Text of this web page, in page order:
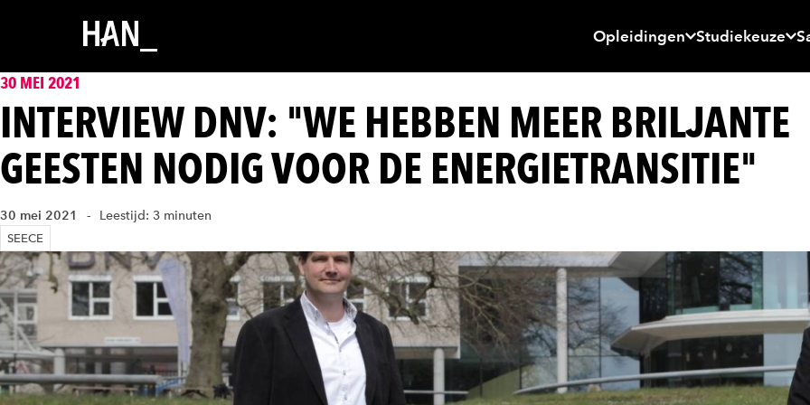
Opleidingen Studiekeuze
30 MEI 2021
INTERVIEW DNV: "WE HEBBEN MEER BRILJANTE
GEESTEN NODIG VOOR DE ENERGIETRANSITIE"
30 mei 2021 Leestijd: 3 minuten
SEECE